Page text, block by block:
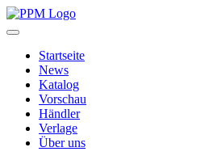
Startseite
News
Katalog
Vorschau
Händler
Verlage
Über uns